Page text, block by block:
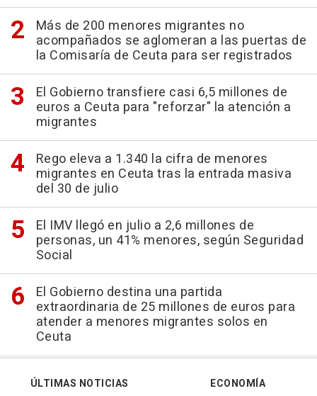
Más de 200 menores migrantes no
acompañados se aglomeran a las puertas de
la Comisaría de Ceuta para ser registrados
El Gobierno transfiere casi 6,5 millones de
euros a Ceuta para "reforzar" la atención a
migrantes
Rego eleva a 1.340 la cifra de menores
migrantes en Ceuta tras la entrada masiva
del 30 de julio
El IMV llegó en julio a 2,6 millones de
personas, un 41% menores, según Seguridad
Social
El Gobierno destina una partida
extraordinaria de 25 millones de euros para
atender a menores migrantes solos en
Ceuta
ÚLTIMAS NOTICIAS
ECONOMÍA